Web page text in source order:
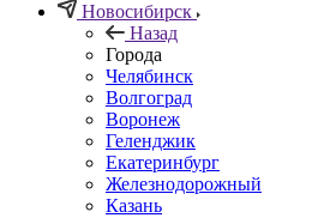
Новосибирск
Назад
Города
Челябинск
Волгоград
Воронеж
Геленджик
Екатеринбург
Железнодорожный
Казань